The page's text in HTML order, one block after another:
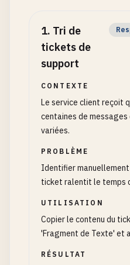
1. Tri de
tickets de
support
CONTEXTE
Le service client reçoit
centaines de messages
variées.
PROBLÈME
Identifier
ticket ralentit le temps
UTILISATION
Copier le contenu du
'Fragment de Texte' et
RÉSULTAT